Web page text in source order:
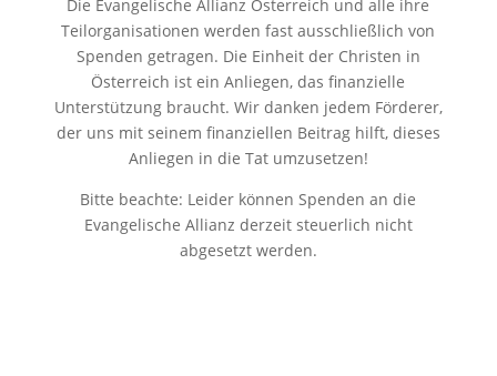
Die Evangelische Allianz Österreich und alle ihre
Teilorganisationen werden fast ausschließlich von
Spenden getragen. Die Einheit der Christen in
Österreich ist ein Anliegen, das finanzielle
Unterstützung braucht. Wir danken jedem Förderer,
der uns mit seinem finanziellen Beitrag hilft, dieses
Anliegen in die Tat umzusetzen!
Bitte beachte: Leider können Spenden an die
Evangelische Allianz derzeit steuerlich nicht
abgesetzt werden.